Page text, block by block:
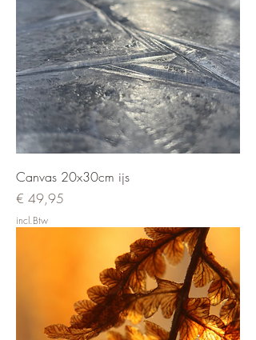
Canvas 20x30cm ijs
Prijs
€ 49,95
incl.Btw